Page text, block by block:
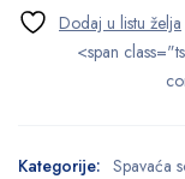
<span
Kategorije: Spavaća